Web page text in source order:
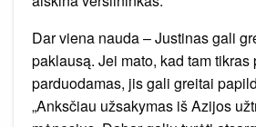
Dar viena nauda – Justinas gali
paklausą. Jei mato, kad tam tikras
parduodamas, jis gali greitai
„Anksčiau užsakymas iš Azijos